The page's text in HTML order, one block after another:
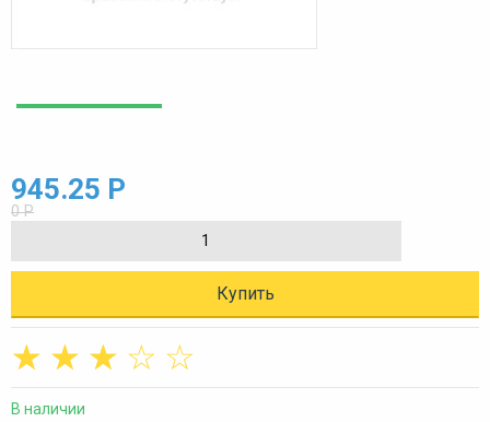
945.25 Р
0 Р
Купить
☆
☆
☆
☆
☆
В наличии